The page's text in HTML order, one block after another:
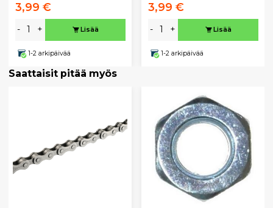
3,99 €
- + Lisää
1-2 arkipäivää
3,99 €
- + Lisää
1-2 arkipäivää
Saattaisit pitää myös